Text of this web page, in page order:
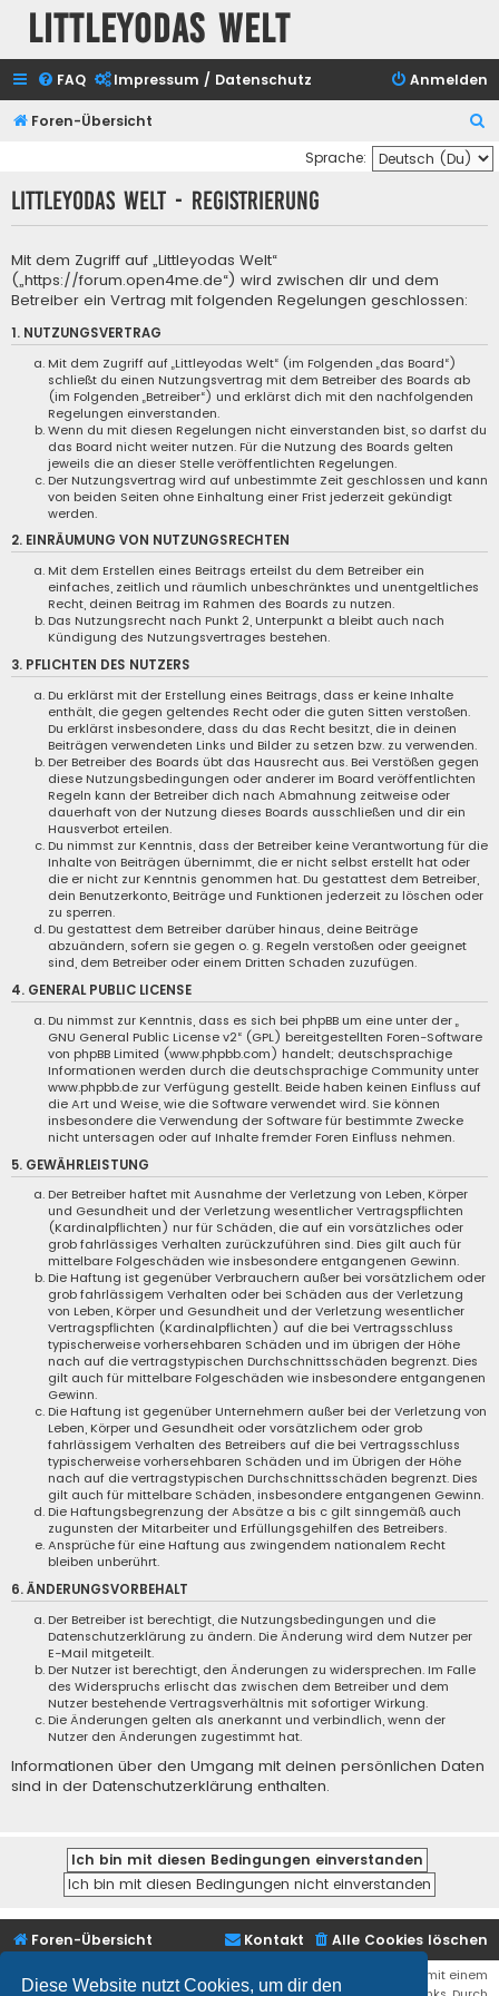
Diese Website nutzt Cookies, um dir den
Littleyodas Welt
FAQ Impressum / Datenschutz Anmelden
Foren-Übersicht
u
c
Sprache:
Littleyodas Welt - Registrierung
Mit dem Zugriff auf „Littleyodas Welt“
(„https://forum.open4me.de“) wird zwischen dir und dem
Betreiber ein Vertrag mit folgenden Regelungen geschlossen:
1. NUTZUNGSVERTRAG
Mit dem Zugriff auf „Littleyodas Welt“ (im Folgenden „das Board“)
schließt du einen Nutzungsvertrag mit dem Betreiber des Boards ab
(im Folgenden „Betreiber“) und erklärst dich mit den nachfolgenden
Regelungen einverstanden.
Wenn du mit diesen Regelungen nicht einverstanden bist, so darfst du
das Board nicht weiter nutzen. Für die Nutzung des Boards gelten
jeweils die an dieser Stelle veröffentlichten Regelungen.
Der Nutzungsvertrag wird auf unbestimmte Zeit geschlossen und kann
von beiden Seiten ohne Einhaltung einer Frist jederzeit gekündigt
werden.
2. EINRÄUMUNG VON NUTZUNGSRECHTEN
Mit dem Erstellen eines Beitrags erteilst du dem Betreiber ein
einfaches, zeitlich und räumlich unbeschränktes und unentgeltliches
Recht, deinen Beitrag im Rahmen des Boards zu nutzen.
Das Nutzungsrecht nach Punkt 2, Unterpunkt a bleibt auch nach
Kündigung des Nutzungsvertrages bestehen.
3. PFLICHTEN DES NUTZERS
Du erklärst mit der Erstellung eines Beitrags, dass er keine Inhalte
enthält, die gegen geltendes Recht oder die guten Sitten verstoßen.
Du erklärst insbesondere, dass du das Recht besitzt, die in deinen
Beiträgen verwendeten Links und Bilder zu setzen bzw. zu verwenden.
Der Betreiber des Boards übt das Hausrecht aus. Bei Verstößen gegen
diese Nutzungsbedingungen oder anderer im Board veröffentlichten
Regeln kann der Betreiber dich nach Abmahnung zeitweise oder
dauerhaft von der Nutzung dieses Boards ausschließen und dir ein
Hausverbot erteilen.
Du nimmst zur Kenntnis, dass der Betreiber keine Verantwortung für die
Inhalte von Beiträgen übernimmt, die er nicht selbst erstellt hat oder
die er nicht zur Kenntnis genommen hat. Du gestattest dem Betreiber,
dein Benutzerkonto, Beiträge und Funktionen jederzeit zu löschen oder
zu sperren.
Du gestattest dem Betreiber darüber hinaus, deine Beiträge
abzuändern, sofern sie gegen o. g. Regeln verstoßen oder geeignet
sind, dem Betreiber oder einem Dritten Schaden zuzufügen.
4. GENERAL PUBLIC LICENSE
Du nimmst zur Kenntnis, dass es sich bei phpBB um eine unter der „
GNU General Public License v2“ (GPL) bereitgestellten Foren-Software
von phpBB Limited (www.phpbb.com) handelt; deutschsprachige
Informationen werden durch die deutschsprachige Community unter
www.phpbb.de zur Verfügung gestellt. Beide haben keinen Einfluss auf
die Art und Weise, wie die Software verwendet wird. Sie können
insbesondere die Verwendung der Software für bestimmte Zwecke
nicht untersagen oder auf Inhalte fremder Foren Einfluss nehmen.
5. GEWÄHRLEISTUNG
Der Betreiber haftet mit Ausnahme der Verletzung von Leben, Körper
und Gesundheit und der Verletzung wesentlicher Vertragspflichten
(Kardinalpflichten) nur für Schäden, die auf ein vorsätzliches oder
grob fahrlässiges Verhalten zurückzuführen sind. Dies gilt auch für
mittelbare Folgeschäden wie insbesondere entgangenen Gewinn.
Die Haftung ist gegenüber Verbrauchern außer bei vorsätzlichem oder
grob fahrlässigem Verhalten oder bei Schäden aus der Verletzung
von Leben, Körper und Gesundheit und der Verletzung wesentlicher
Vertragspflichten (Kardinalpflichten) auf die bei Vertragsschluss
typischerweise vorhersehbaren Schäden und im übrigen der Höhe
nach auf die vertragstypischen Durchschnittsschäden begrenzt. Dies
gilt auch für mittelbare Folgeschäden wie insbesondere entgangenen
Gewinn.
Die Haftung ist gegenüber Unternehmern außer bei der Verletzung von
Leben, Körper und Gesundheit oder vorsätzlichem oder grob
fahrlässigem Verhalten des Betreibers auf die bei Vertragsschluss
typischerweise vorhersehbaren Schäden und im Übrigen der Höhe
nach auf die vertragstypischen Durchschnittsschäden begrenzt. Dies
gilt auch für mittelbare Schäden, insbesondere entgangenen Gewinn.
Die Haftungsbegrenzung der Absätze a bis c gilt sinngemäß auch
zugunsten der Mitarbeiter und Erfüllungsgehilfen des Betreibers.
Ansprüche für eine Haftung aus zwingendem nationalem Recht
bleiben unberührt.
6. ÄNDERUNGSVORBEHALT
Der Betreiber ist berechtigt, die Nutzungsbedingungen und die
Datenschutzerklärung zu ändern. Die Änderung wird dem Nutzer per
E-Mail mitgeteilt.
Der Nutzer ist berechtigt, den Änderungen zu widersprechen. Im Falle
des Widerspruchs erlischt das zwischen dem Betreiber und dem
Nutzer bestehende Vertragsverhältnis mit sofortiger Wirkung.
Die Änderungen gelten als anerkannt und verbindlich, wenn der
Nutzer den Änderungen zugestimmt hat.
Informationen über den Umgang mit deinen persönlichen Daten
sind in der Datenschutzerklärung enthalten.
Foren-Übersicht Alle Cookies löschen
Kontakt
Bei den Links zu Shops (Amazon, Ebay, Aliexpress, ...) und Links, die mit einem